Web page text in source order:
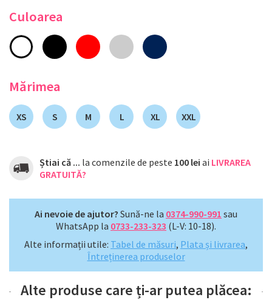
Culoarea
Mărimea
XS S M L XL XXL
Știai că ... la comenzile de peste 100 lei ai LIVRAREA
GRATUITĂ?
Ai nevoie de ajutor? Sună-ne la 0374-990-991 sau
WhatsApp la 0733-233-323 (L-V: 10-18).
Alte informații utile: Tabel de măsuri, Plata și livrarea,
Întreținerea produselor
Alte produse care ți-ar putea plăcea: